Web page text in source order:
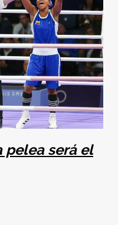
pelea será el